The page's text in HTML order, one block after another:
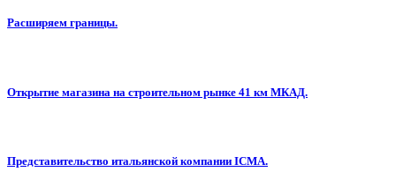
Расширяем границы.
Открытие магазина на строительном рынке 41 км МКАД.
Представительство итальянской компании ICMA.